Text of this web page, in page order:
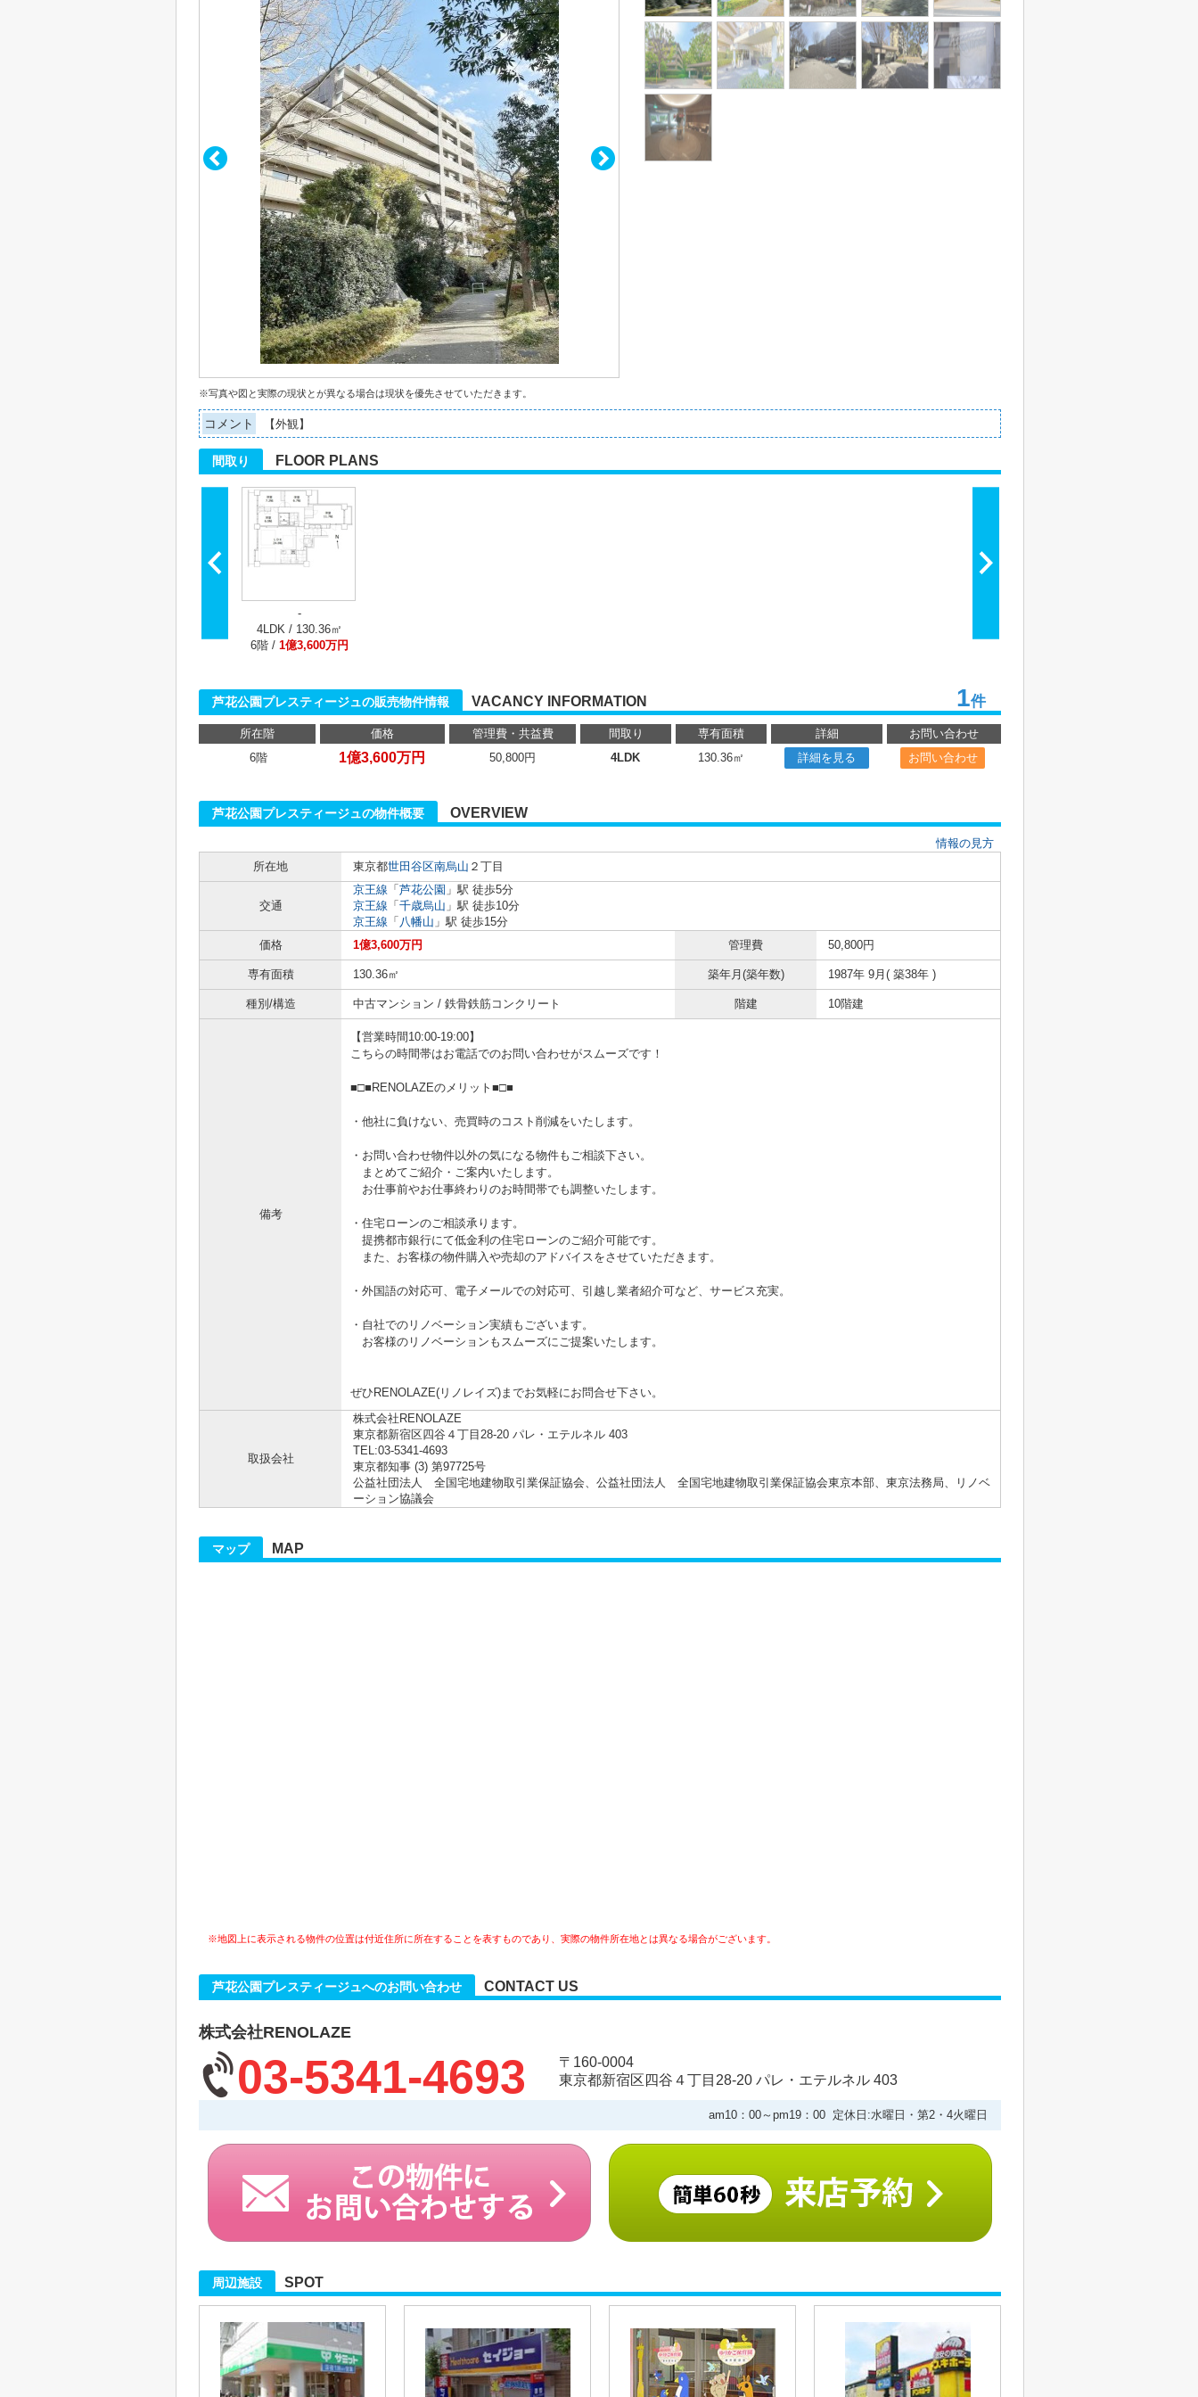
※写真や図と実際の現状とが異なる場合は現状を優先させていただきます。
コメント 【外観】
間取り FLOOR PLANS
-
4LDK / 130.36㎡
6階 / 1億3,600万円
芦花公園プレスティージュの販売物件情報 VACANCY INFORMATION 1件
所在階 価格 管理費・共益費 間取り 専有面積 詳細
お問い合わせ
6階
1億3,600万円 50,800円 4LDK 130.36㎡ 詳細を見る お問い合わせ
芦花公園プレスティージュの物件概要 OVERVIEW
情報の見方
所在地
東京都世田谷区南烏山 ２丁目
交通
京王線 「 芦花公園 」駅 徒歩5分
京王線 「 千歳烏山 」駅 徒歩10分
京王線 「 八幡山 」駅 徒歩15分
価格
1億3,600万円 管理費 50,800円
専有面積 130.36㎡ 築年月(築年数) 1987年 9月( 築38年 )
種別/構造 中古マンション / 鉄骨鉄筋コンクリート 階建 10階建
備考
【営業時間10:00-19:00】
こちらの時間帯はお電話でのお問い合わせがスムーズです！
■□■RENOLAZEのメリット■□■
・他社に負けない、売買時のコスト削減をいたします。
・お問い合わせ物件以外の気になる物件もご相談下さい。
まとめてご紹介・ご案内いたします。
お仕事前やお仕事終わりのお時間帯でも調整いたします。
・住宅ローンのご相談承ります。
提携都市銀行にて低金利の住宅ローンのご紹介可能です。
また、お客様の物件購入や売却のアドバイスをさせていただきます。
・外国語の対応可、電子メールでの対応可、引越し業者紹介可など、サービス充実。
・自社でのリノベーション実績もございます。
お客様のリノベーションもスムーズにご提案いたします。
ぜひRENOLAZE(リノレイズ)までお気軽にお問合せ下さい。
取扱会社
株式会社RENOLAZE
東京都新宿区四谷４丁目28-20 パレ・エテルネル 403
TEL:03-5341-4693
東京都知事 (3) 第97725号
公益社団法人 全国宅地建物取引業保証協会、公益社団法人 全国宅地建物取引業保証協会東京本部、東京法務局、リノベ
ーション協議会
マップ MAP
※地図上に表示される物件の位置は付近住所に所在することを表すものであり、実際の物件所在地とは異なる場合がございます。
芦花公園プレスティージュへのお問い合わせ CONTACT US
株式会社RENOLAZE
03-5341-4693
〒160-0004
東京都新宿区四谷４丁目28-20 パレ・エテルネル 403
am10：00～pm19：00 定休日:水曜日・第2・4火曜日
周辺施設 SPOT